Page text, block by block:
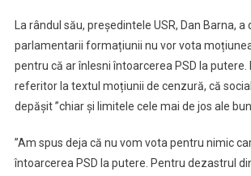
La rândul său, președintele USR, Dan Barna, a
parlamentarii formațiunii nu vor vota
pentru că ar înlesni întoarcerea PSD la putere.
referitor la textul moțiunii de cenzură, că
depășit ”chiar și limitele cele mai de jos ale
”Am spus deja că nu vom vota pentru nimic
întoarcerea PSD la putere. Pentru dezastrul